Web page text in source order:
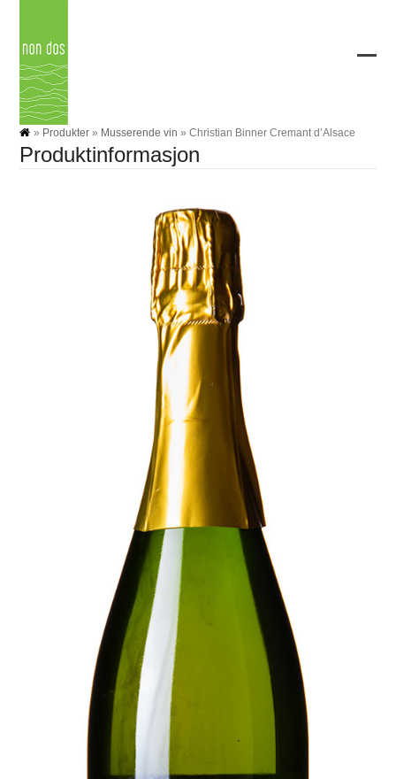
content
» Produkter » Musserende vin »Christian Binner Cremant d’Alsace
Produktinformasjon